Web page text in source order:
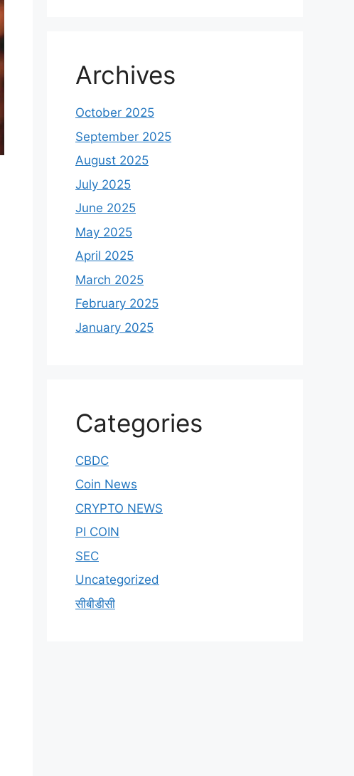
Archives
October 2025
September 2025
August 2025
July 2025
June 2025
May 2025
April 2025
March 2025
February 2025
January 2025
Categories
CBDC
Coin News
CRYPTO NEWS
PI COIN
SEC
Uncategorized
सीबीडीसी